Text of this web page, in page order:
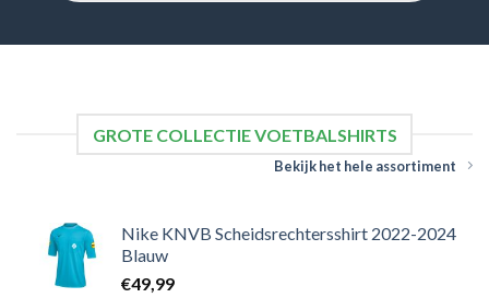
GROTE COLLECTIE VOETBALSHIRTS
Bekijk het hele assortiment
Nike KNVB Scheidsrechtersshirt 2022-2024
Blauw
€49,99